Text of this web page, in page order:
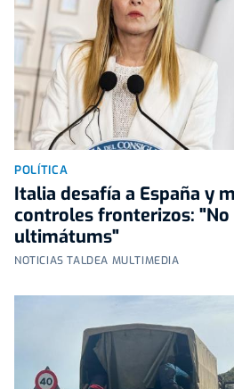
POLÍTICA
Italia desafía a España y
controles fronterizos:
ultimátums"
NOTICIAS TALDEA MULTIMEDIA